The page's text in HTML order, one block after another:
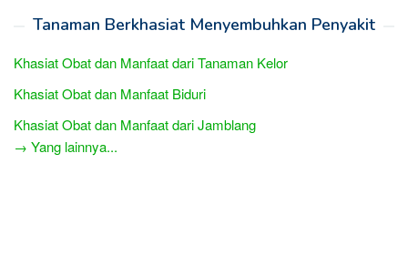
Tanaman Berkhasiat Menyembuhkan Penyakit
Khasiat Obat dan Manfaat dari Tanaman Kelor
Khasiat Obat dan Manfaat Biduri
Khasiat Obat dan Manfaat dari Jamblang
→ Yang lainnya...